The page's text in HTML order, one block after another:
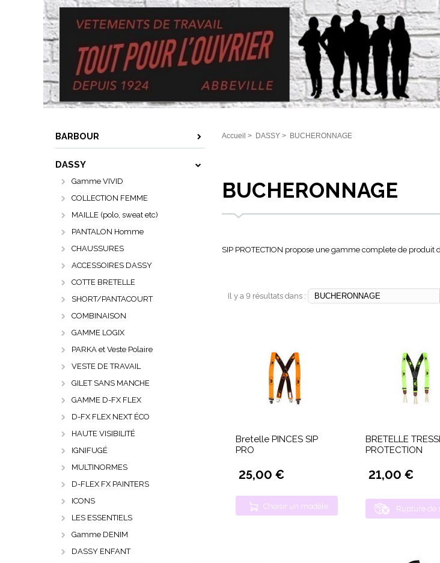
BARBOUR
DASSY
Gamme VIVID
COLLECTION FEMME
MAILLE (polo, sweat etc)
PANTALON Homme
CHAUSSURES
ACCESSOIRES DASSY
COTTE BRETELLE
SHORT/PANTACOURT
COMBINAISON
GAMME LOGIX
PARKA et Veste Polaire
VESTE DE TRAVAIL
GILET SANS MANCHE
GAMME D-FX FLEX
D-FX FLEX NEXT ÉCO
HAUTE VISIBILITÉ
IGNIFUGÉ
MULTINORMES
D-FLEX FX PAINTERS
ICONS
LES ESSENTIELS
Gamme DENIM
DASSY ENFANT
Accueil > DASSY> BUCHERONNAGE
BUCHERONNAGE
SIP PROTECTION propose une gamme complete de produit
Il y a 9 résultats dans :
Bretelle PINCES SIP
PRO
25,00 €
Choisir un modèle
BRETELLE
PROTECTION
21,00 €
Rupture de